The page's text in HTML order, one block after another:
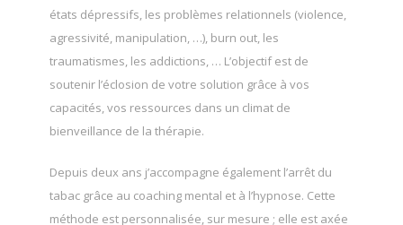
états dépressifs, les problèmes relationnels (violence,
agressivité, manipulation, …), burn out, les
traumatismes, les addictions, … L’objectif est de
soutenir l’éclosion de votre solution grâce à vos
capacités, vos ressources dans un climat de
bienveillance de la thérapie.
Depuis deux ans j’accompagne également l’arrêt du
tabac grâce au coaching mental et à l’hypnose. Cette
méthode est personnalisée, sur mesure ; elle est axée